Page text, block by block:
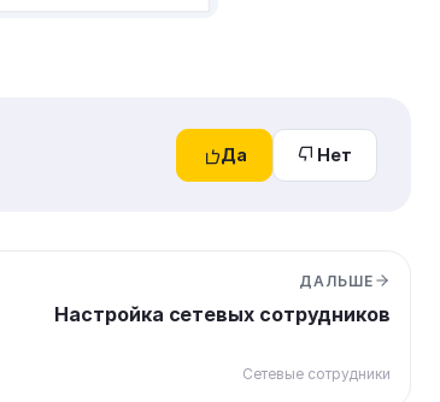
Да Нет
ДАЛЬШЕ
Настройка сетевых сотрудников
Сетевые сотрудники